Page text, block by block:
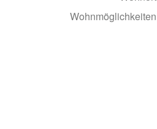
Wohnmöglichkeiten